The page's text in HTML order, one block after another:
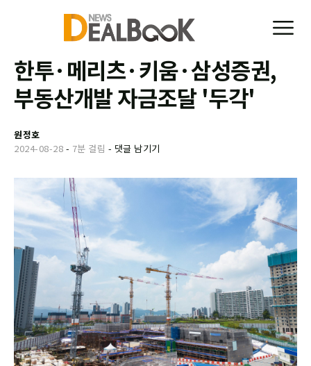
한투·메리츠·키움·삼성증권,
부동산개발 자금조달 '두각'
원정호
2024-08-28 - 7분 걸림 - 댓글 남기기